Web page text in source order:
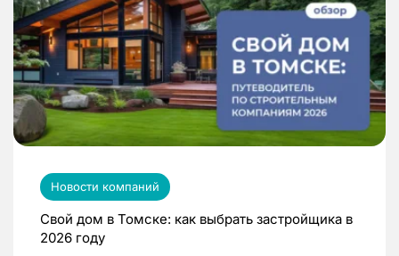
Новости компаний
Свой дом в Томске: как выбрать застройщика в
2026 году